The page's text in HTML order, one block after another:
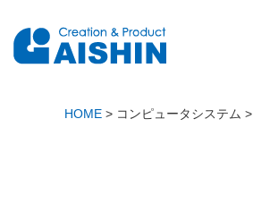
HOME > コンピュータシステム >